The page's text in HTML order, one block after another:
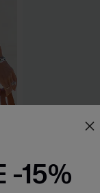
Paréo
22,00 €
-15%